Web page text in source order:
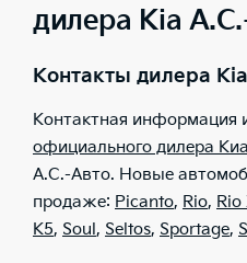
дилера Kia
Контакты дилера
Контактная информация
официального дилера
А.С.-Авто. Новые
продаже: Picanto, Rio, Rio
K5, Soul, Seltos, Sportage,